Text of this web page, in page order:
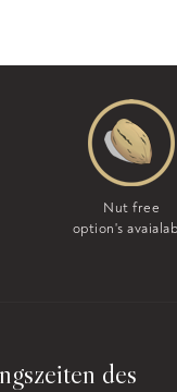
Nut free
option's
des